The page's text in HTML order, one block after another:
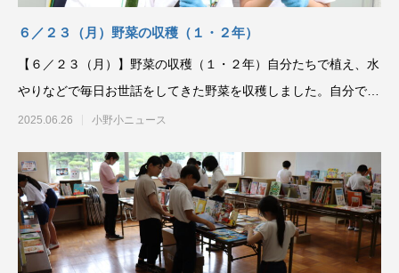
６／２３（月）野菜の収穫（１・２年）
【６／２３（月）】野菜の収穫（１・２年）自分たちで植え、水
やりなどで毎日お世話をしてきた野菜を収穫しました。自分で育
てた野菜は格別です。
2025.06.26 小野小ニュース